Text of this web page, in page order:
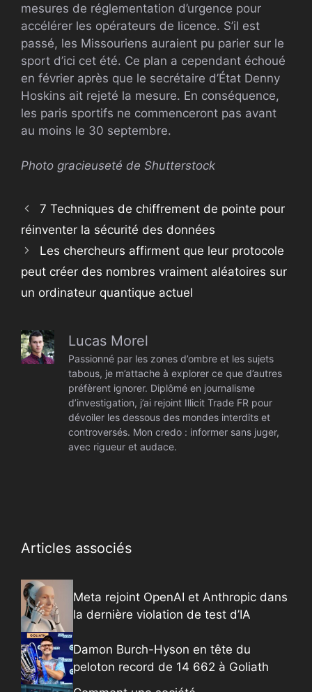
mesures de réglementation d’urgence pour
accélérer les opérateurs de licence. S’il est
passé, les Missouriens auraient pu parier sur le
sport d’ici cet été. Ce plan a cependant échoué
en février après que le secrétaire d’État Denny
Hoskins ait rejeté la mesure. En conséquence,
les paris sportifs ne commenceront pas avant
au moins le 30 septembre.
Photo gracieuseté de Shutterstock
7 Techniques de chiffrement de pointe pour
réinventer la sécurité des données
Les chercheurs affirment que leur protocole
peut créer des nombres vraiment aléatoires sur
un ordinateur quantique actuel
Lucas Morel
Passionné par les zones d’ombre et les sujets
tabous, je m’attache à explorer ce que d’autres
préfèrent ignorer. Diplômé en journalisme
d’investigation, j’ai rejoint Illicit Trade FR pour
dévoiler les dessous des mondes interdits et
controversés. Mon credo : informer sans juger,
avec rigueur et audace.
Articles associés
Meta rejoint OpenAI et Anthropic dans
la dernière violation de test d’IA
Damon Burch-Hyson en tête du
peloton record de 14 662 à Goliath